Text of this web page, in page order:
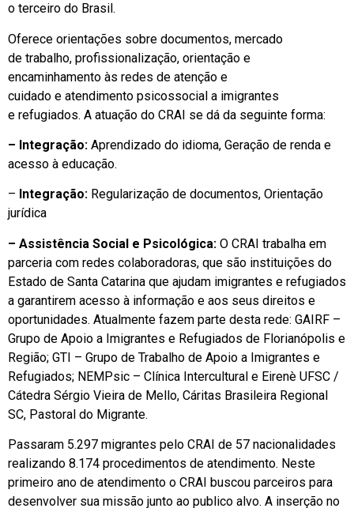
o terceiro do Brasil.
Oferece orientações sobre documentos, mercado
de trabalho, profissionalização, orientação e
encaminhamento às redes de atenção e
cuidado e atendimento psicossocial a imigrantes
e refugiados. A atuação do CRAI se dá da seguinte forma:
– Integração: Aprendizado do idioma, Geração de renda e
acesso à educação.
– Integração: Regularização de documentos, Orientação
jurídica
– Assistência Social e Psicológica: O CRAI trabalha em
parceria com redes colaboradoras, que são instituições do
Estado de Santa Catarina que ajudam imigrantes e refugiados
a garantirem acesso à informação e aos seus direitos e
oportunidades. Atualmente fazem parte desta rede: GAIRF –
Grupo de Apoio a Imigrantes e Refugiados de Florianópolis e
Região; GTI – Grupo de Trabalho de Apoio a Imigrantes e
Refugiados; NEMPsic – Clínica Intercultural e Eirenè UFSC /
Cátedra Sérgio Vieira de Mello, Cáritas Brasileira Regional
SC, Pastoral do Migrante.
Passaram 5.297 migrantes pelo CRAI de 57 nacionalidades
realizando 8.174 procedimentos de atendimento. Neste
primeiro ano de atendimento o CRAI buscou parceiros para
desenvolver sua missão junto ao publico alvo. A inserção no